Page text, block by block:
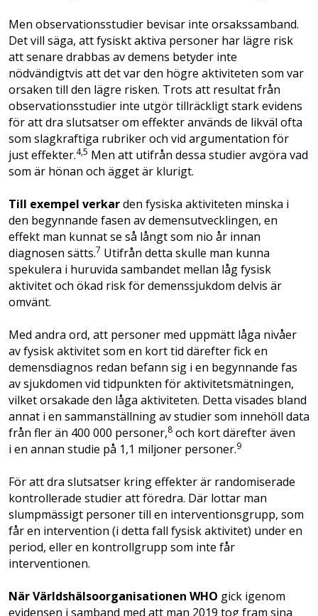
Men observationsstudier bevisar inte orsakssamband.
Det vill säga, att fysiskt aktiva personer har lägre risk
att senare drabbas av demens betyder inte
nödvändigtvis att det var den högre aktiviteten som var
orsaken till den lägre risken. Trots att resultat från
observationsstudier inte utgör tillräckligt stark evidens
för att dra slutsatser om effekter används de likväl ofta
som slagkraftiga rubriker och vid argumentation för
just effekter.4,5 Men att utifrån dessa studier avgöra vad
som är hönan och ägget är klurigt.
Till exempel verkarden fysiska aktiviteten minska i
den begynnande fasen av demensutvecklingen, en
effekt man kunnat se så långt som nio år innan
diagnosen sätts.7 Utifrån detta skulle man kunna
spekulera i huruvida sambandet mellan låg fysisk
aktivitet och ökad risk för demenssjukdom delvis är
omvänt.
Med andra ord, att personer med uppmätt låga nivåer
av fysisk aktivitet som en kort tid därefter fick en
demensdiagnos redan befann sig i en begynnande fas
av sjukdomen vid tidpunkten för aktivitets­mätningen,
vilket orsakade den låga aktivi­teten. Detta visades bland
annat i en sammanställning av studier som innehöll data
från fler än 400 000 personer,8 och kort därefter även
i en annan studie på 1,1 miljoner personer.9
För att dra slutsatser kring effekter är randomiserade
kontrollerade studier att föredra. Där lottar man
slumpmässigt personer till en interventionsgrupp, som
får en intervention (i detta fall fysisk aktivitet) under en
period, eller en kontrollgrupp som inte får
interventionen.
När Världshälsoorganisationen WHO gick igenom
evidensen i samband med att man 2019 tog fram sina